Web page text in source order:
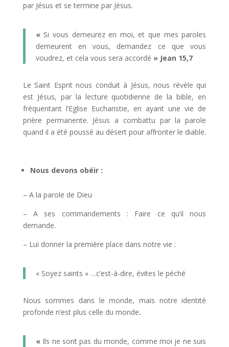
par Jésus et se termine par Jésus.
« Si vous demeurez en moi, et que mes paroles
demeurent en vous, demandez ce que vous
voudrez, et cela vous sera accordé » Jean 15,7
Le Saint Esprit nous conduit à Jésus, nous révèle qui
est Jésus, par la lecture quotidienne de la bible, en
fréquentant l’Eglise Eucharistie, en ayant une vie de
prière permanente. Jésus a combattu par la parole
quand il a été poussé au désert pour affronter le diable.
Nous devons obéir :
– A la parole de Dieu
– A ses commandements : Faire ce qu’il nous
demande.
– Lui donner la première place dans notre vie :
« Soyez saints » …c’est-à-dire, évites le péché
Nous sommes dans le monde, mais notre identité
profonde n’est plus celle du monde.
« Ils ne sont pas du monde, comme moi je ne suis